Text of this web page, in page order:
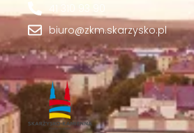
41 310 93 90
biuro@zkm.skarzysko.pl